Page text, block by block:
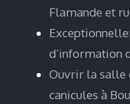
Flamande et
d’information
Ouvrir la salle
canicules à